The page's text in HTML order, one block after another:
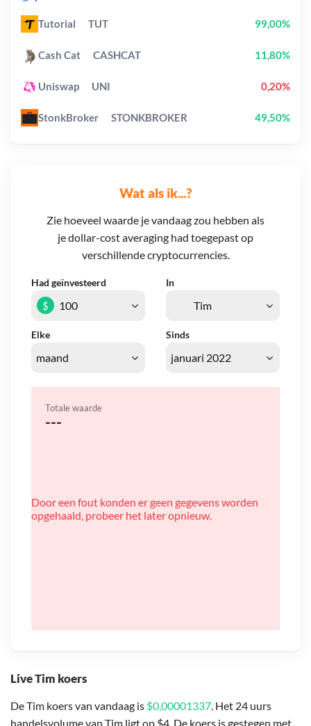
Live Tim koers
De Tim koers van vandaag is $0,00001337. Het 24 uurs
handelsvolume van Tim ligt op $4. De koers is gestegen met
Wat als ik...?
Zie hoeveel waarde je vandaag zou hebben als
je dollar-cost averaging had toegepast op
verschillende cryptocurrencies.
Had geïnvesteerd In
Elke Sinds
$
Totale waarde
---
Door een fout konden er geen gegevens worden
opgehaald, probeer het later opnieuw.
Tutorial TUT 99,00%
Cash Cat CASHCAT 11,80%
Uniswap UNI 0,20%
StonkBroker STONKBROKER 49,50%